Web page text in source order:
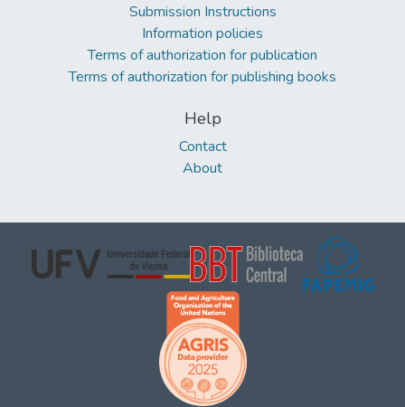
Submission Instructions
Information policies
Terms of authorization for publication
Terms of authorization for publishing books
Help
Contact
About